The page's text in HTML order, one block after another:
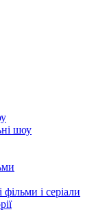
шоу
фільми і серіали